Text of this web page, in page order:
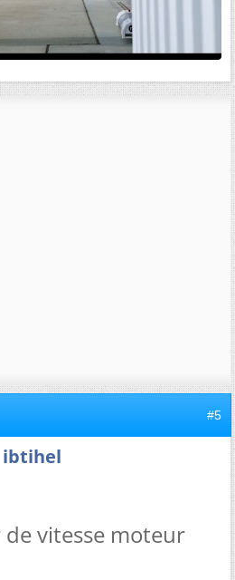
#5
ibtihel
de vitesse moteur